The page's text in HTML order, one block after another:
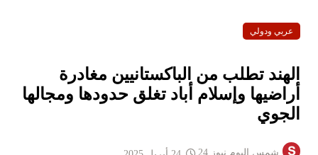
عربي ودولي
الهند تطلب من الباكستانيين مغادرة
أراضيها وإسلام أباد تغلق حدودها ومجالها
الجوي
شمس اليوم نيوز 24